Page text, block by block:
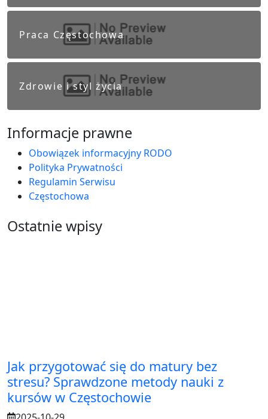
Praca Częstochowa
Zdrowie i styl życia
Informacje prawne
Obowiązek informacyjny RODO
Polityka Prywatności
Regulamin Serwisu
Częstochowa
Ostatnie wpisy
Jak przygotować się do matury bez
stresu? Sprawdzone metody nauki z
kursów w Częstochowie